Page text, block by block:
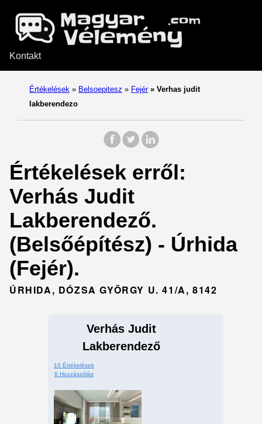
Kontakt
Értékelések » Belsoepitesz » Fejér » Verhas judit
lakberendezo
Értékelések erről:
Verhás Judit
Lakberendező.
(Belsőépítész) - Úrhida
(Fejér).
ÚRHIDA, DÓZSA GYÖRGY U. 41/A, 8142
Verhás Judit
Lakberendező
10 Értékelések
6 Hozzászólás